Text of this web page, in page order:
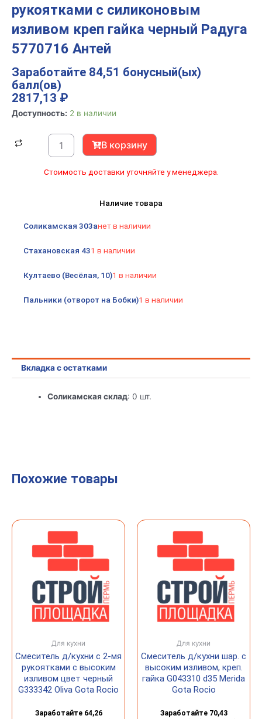
рукоятками с силиконовым
изливом креп гайка черный Радуга
5770716 Антей
Заработайте 84,51 бонусный(ых)
балл(ов)
2817,13 ₽
Доступность: 2 в наличии
Количество
Смеситель
рукоятками
силиконовым
креп
В корзину
Стоимость доставки уточняйте у менеджера.
Наличие товара
Соликамская 303анет в наличии
Стахановская 431 в наличии
Култаево (Весёлая, 10)1 в наличии
Пальники (отворот на Бобки)1 в наличии
Вкладка с остатками
Соликамская склад: 0 шт.
Похожие товары
Для кухни
Смеситель д/кухни с 2-мя
рукоятками с высоким
изливом цвет черный
G333342 Oliva Gota Rocio
Заработайте 64,26
Для кухни
Смеситель д/кухни шар. с
высоким изливом, креп.
гайка G043310 d35 Merida
Gota Rocio
Заработайте 70,43